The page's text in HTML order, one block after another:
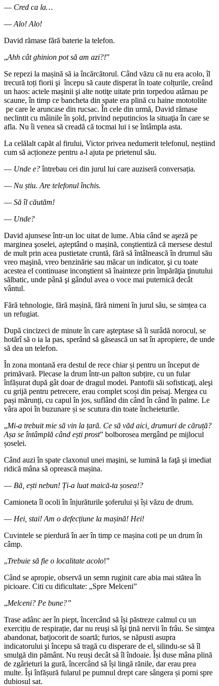
― Cred ca la…
― Alo! Alo!
David rămase fără baterie la telefon.
„Ahh cât ghinion pot să am azi?!”
Se repezi la mașină să ia încărcătorul. Când văzu că nu era acolo, îl
trecură toți fiorii şi începu să caute disperat în toate colțurile, creând
un haos: actele maşinii şi alte notiţe uitate prin torpedou atârnau pe
scaune, în timp ce bancheta din spate era plină cu haine mototolite
pe care le aruncase din rucsac. În cele din urmă, David rămase
neclintit cu mâinile în şold, privind neputincios la situaţia în care se
afla. Nu îi venea să creadă că tocmai lui i se întâmpla asta.
La celălalt capăt al firului, Victor privea nedumerit telefonul, neștiind
cum să acționeze pentru a-l ajuta pe prietenul său.
― Unde e?întrebau cei din jurul lui care auziseră conversația.
― Nu știu. Are telefonul închis.
― Să îl căutăm!
― Unde?
David ajunsese într-un loc uitat de lume. Abia când se aşeză pe
marginea şoselei, aşteptând o mașină, conştientiză că mersese destul
de mult prin acea pustietate cruntă, fără să întâlnească în drumul său
vreo maşină, vreo benzinărie sau măcar un indicator, şi cu toate
acestea el continuase inconştient să înainteze prin împărăţia ţinutului
sălbatic, unde până şi gândul avea o voce mai puternică decât
vântul.
Fără tehnologie, fără mașină, fără nimeni în jurul său, se simțea ca
un refugiat.
După cincizeci de minute în care aşteptase să îi surâdă norocul, se
hotărî să o ia la pas, sperând să găsească un sat în apropiere, de unde
să dea un telefon.
În zona montană era destul de rece chiar și pentru un început de
primăvară. Plecase la drum într-un palton subțire, cu un fular
înfășurat după gât doar de dragul modei. Pantofii săi sofisticaţi, aleşi
cu grijă pentru petrecere, erau complet scoși din peisaj. Mergea cu
pași mărunți, cu capul în jos, suflând din când în când în palme. Le
vâra apoi în buzunare și se scutura din toate încheieturile.
„Mi-a trebuit mie să vin la țară. Ce să văd aici, drumuri de căruță?
Așa se întâmplă când ești prost” bolborosea mergând pe mijlocul
șoselei.
Când auzi în spate claxonul unei maşini, se lumină la faţă şi imediat
ridică mâna să oprească mașina.
― Bă, ești nebun! Ți-a luat maică-ta șosea!?
Camioneta îl ocoli în înjurăturile şoferului și își văzu de drum.
― Hei, stai! Am o defecțiune la mașină! Hei!
Cuvintele se pierdură în aer în timp ce mașina coti pe un drum în
câmp.
„Trebuie să fie o localitate acolo!”
Când se apropie, observă un semn ruginit care abia mai stătea în
picioare. Citi cu dificultate: „Spre Melceni”
„Melceni? Pe bune?”
Trase adânc aer în piept, încercând să își păstreze calmul cu un
exercițiu de respirație, dar nu reuşi să îşi ţină nervii în frâu. Se simţea
abandonat, batjocorit de soartă; furios, se năpusti asupra
indicatorului şi începu să tragă cu disperare de el, silindu-se să îl
smulgă din pământ. Nu reuși decât să îl îndoaie. Își duse mâna plină
de zgârieturi la gură, încercând să își lingă rănile, dar erau prea
multe. Își înfășură fularul pe pumnul drept care sângera și porni spre
dubiosul sat.